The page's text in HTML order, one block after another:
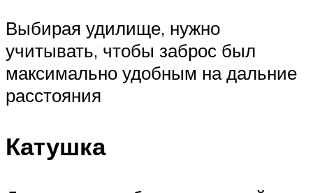
Выбирая удилище, нужно
учитывать, чтобы заброс был
максимально удобным на дальние
расстояния
Катушка